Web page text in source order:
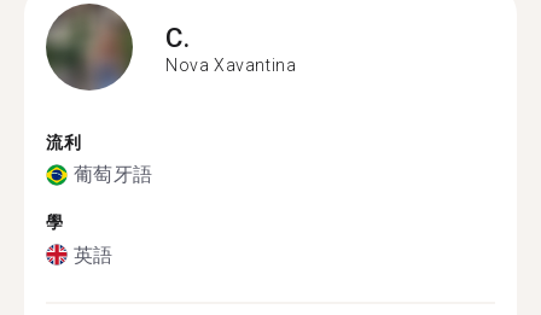
C.
Nova Xavantina
流利
葡萄牙語
學
英語